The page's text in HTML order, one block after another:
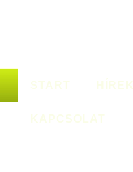
START HÍREK
KAPCSOLAT